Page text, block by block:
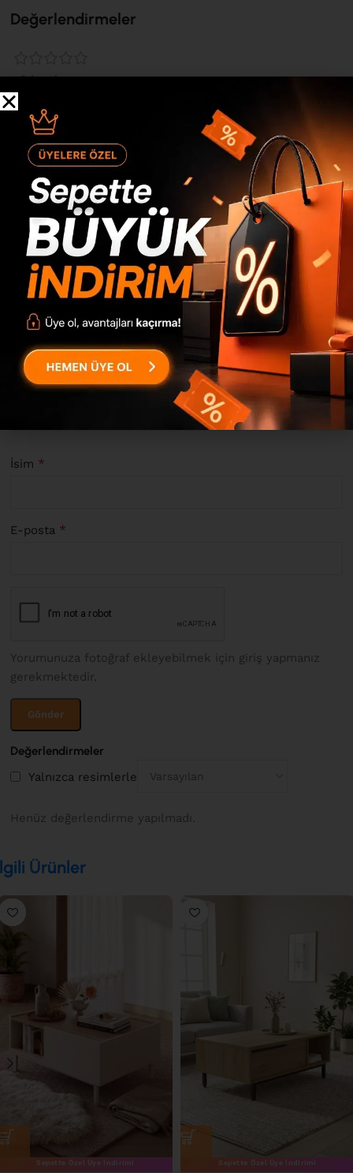
Değerlendirmeler
0 inceleme
0
0
0
Değerlendirmeler
Yalnızca resimlerle
Henüz değerlendirme yapılmadı.
“Crea Orta Sehpa Metal Ayaklı Kapaklı Uv Baskı Sepet-Beyaz
CA3-SWU” için yorum yapan ilk kişi siz olun
E-posta adresiniz yayınlanmayacak. Gerekli alanlar
işaretlenmişlerdir
Derecelendirmeniz*
Değerlendirmeniz*
İsim *
E-posta *
Yorumunuza fotoğraf ekleyebilmek için giriş yapmanız
gerekmektedir.
Ürünler
Sepette Özel Üye İndirimi Sepette Özel Üye İndirimi